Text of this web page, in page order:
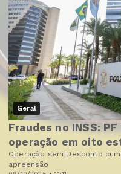
Geral
Fraudes no INSS:
operação em oito
Operação sem Desconto
apreensão